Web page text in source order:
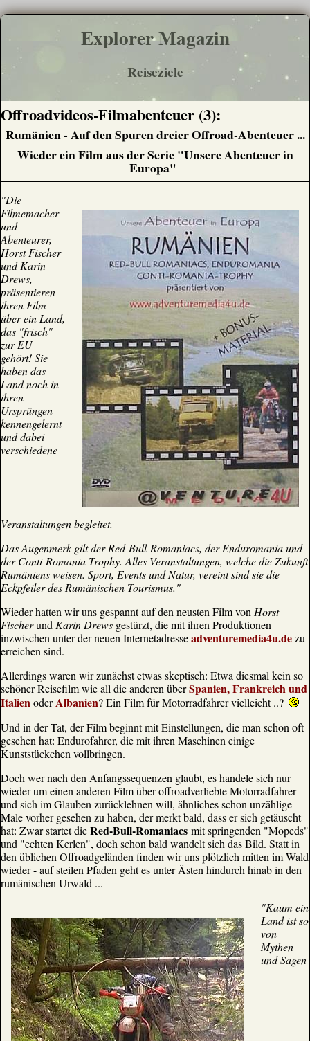
Explorer Magazin
Reiseziele
Offroadvideos-Filmabenteuer (3):
Rumänien - Auf den Spuren dreier Offroad-Abenteuer ...
Wieder ein Film aus der Serie "Unsere Abenteuer in
Europa"
"Die
Filmemacher
und
Abenteurer,
Horst Fischer
und Karin
Drews,
präsentieren
ihren Film
über ein Land,
das "frisch"
zur EU
gehört! Sie
haben das
Land noch in
ihren
Ursprüngen
kennengelernt
und dabei
verschiedene
Veranstaltungen begleitet.
Das Augenmerk gilt der Red-Bull-Romaniacs, der Enduromania und
der Conti-Romania-Trophy. Alles Veranstaltungen, welche die Zukunft
Rumäniens weisen. Sport, Events und Natur, vereint sind sie die
Eckpfeiler des Rumänischen Tourismus."
Wieder hatten wir uns gespannt auf den neusten Film von Horst
Fischerund Karin Drews gestürzt, die mit ihren Produktionen
inzwischen unterder neuen Internetadresseadventuremedia4u.dezu
erreichen sind.
Allerdings waren wir zunächst etwas skeptisch: Etwa diesmal kein so
schöner Reisefilm wie all die anderen überSpanien, Frankreich und
ItalienoderAlbanien? Ein Film für Motorradfahrer vielleicht ..?
Und in der Tat, der Film beginnt mit Einstellungen, die man schon oft
gesehen hat: Endurofahrer, die mit ihren Maschinen einige
Kunststückchen vollbringen.
Doch wer nach den Anfangssequenzen glaubt, es handele sich nur
wieder um einen anderen Film über offroadverliebte Motorradfahrer
und sich im Glauben zurücklehnen will, ähnliches schon unzählige
Male vorher gesehen zu haben, der merkt bald, dass er sich getäuscht
hat: Zwar startet dieRed-Bull-Romaniacs mit springenden "Mopeds"
und "echten Kerlen", doch schon bald wandelt sich das Bild. Statt in
den üblichen Offroadgeländen finden wir uns plötzlich mitten im Wald
wieder - auf steilen Pfaden geht es unter Ästen hindurch hinab in den
rumänischen Urwald ...
"Kaum ein
Land ist so
von
Mythen
und Sagen